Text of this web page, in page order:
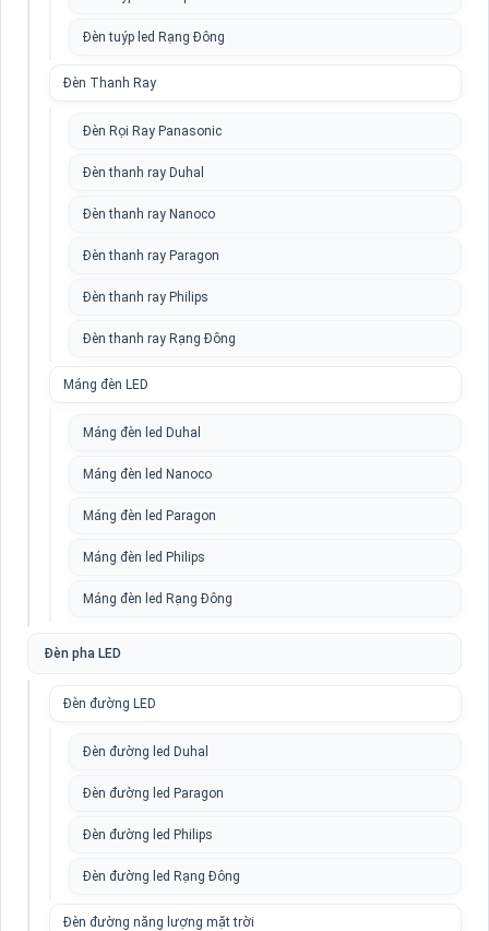
Đèn tuýp led Rạng Đông
Đèn Thanh Ray
Đèn Rọi Ray Panasonic
Đèn thanh ray Duhal
Đèn thanh ray Nanoco
Đèn thanh ray Paragon
Đèn thanh ray Philips
Đèn thanh ray Rạng Đông
Máng đèn LED
Máng đèn led Duhal
Máng đèn led Nanoco
Máng đèn led Paragon
Máng đèn led Philips
Máng đèn led Rạng Đông
Đèn pha LED
Đèn đường LED
Đèn đường led Duhal
Đèn đường led Paragon
Đèn đường led Philips
Đèn đường led Rạng Đông
Đèn đường năng lượng mặt trời